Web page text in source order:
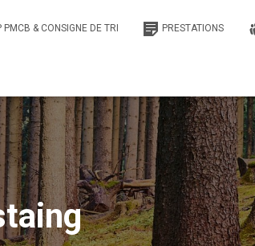
PMCB & CONSIGNE DE TRI PRESTATIONS